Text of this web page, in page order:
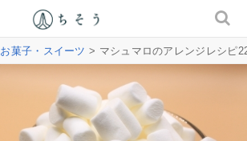
お菓子・スイーツ > マシュマロのアレンジレシピ